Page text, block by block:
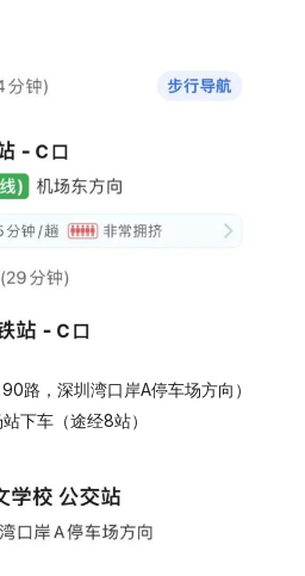
路，深圳湾口岸A停车场方向）
下车（途经8站）